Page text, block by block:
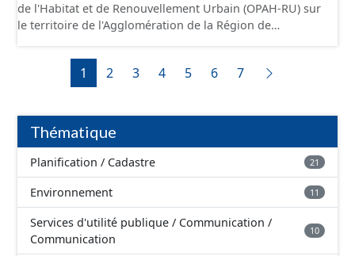
de l'Habitat et de Renouvellement Urbain (OPAH-RU) sur
le territoire de l'Agglomération de la Région de
communes de Compiègne et de Margny-lès-Compiègne.
Cette OPAH est opérationnelle jusqu'en juillet 2026 et
elle ne sera pas renouvelée au-delà de cette date.
1 2 3 4 5 6 7
Thématique
Planification / Cadastre 21
Environnement 11
Services d'utilité publique / Communication /
Communication
10